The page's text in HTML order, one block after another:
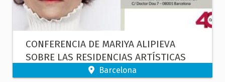
CONFERENCIA DE MARIYA ALIPIEVA
SOBRE LAS RESIDENCIAS ARTÍSTICAS
Barcelona